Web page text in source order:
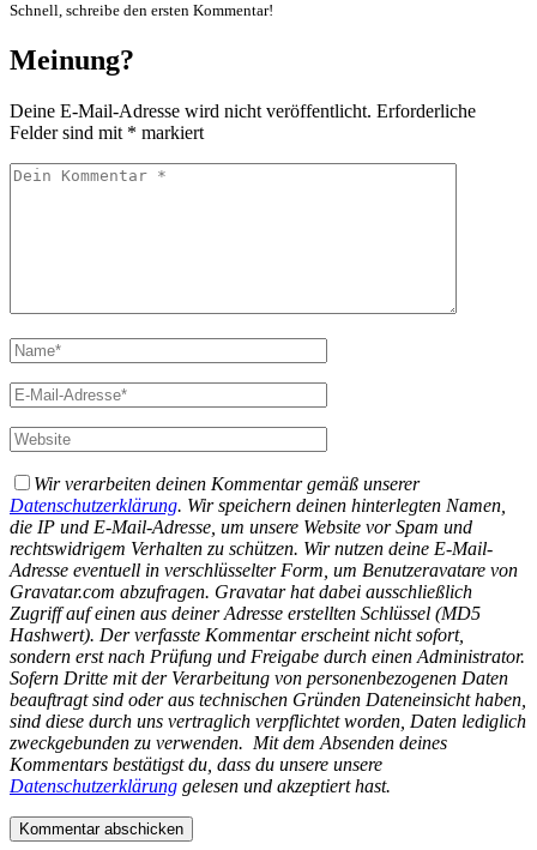
Schnell, schreibe den ersten Kommentar!
Meinung?
Deine E-Mail-Adresse wird nicht veröffentlicht. Erforderliche
Felder sind mit * markiert
Wir verarbeiten deinen Kommentar gemäß unserer
Datenschutzerklärung. Wir speichern deinen hinterlegten Namen,
die IP und E-Mail-Adresse, um unsere Website vor Spam und
rechtswidrigem Verhalten zu schützen. Wir nutzen deine E-Mail-
Adresse eventuell in verschlüsselter Form, um Benutzeravatare von
Gravatar.com abzufragen. Gravatar hat dabei ausschließlich
Zugriff auf einen aus deiner Adresse erstellten Schlüssel (MD5
Hashwert). Der verfasste Kommentar erscheint nicht sofort,
sondern erst nach Prüfung und Freigabe durch einen Administrator.
Sofern Dritte mit der Verarbeitung von personenbezogenen Daten
beauftragt sind oder aus technischen Gründen Dateneinsicht haben,
sind diese durch uns vertraglich verpflichtet worden, Daten lediglich
zweckgebunden zu verwenden. Mit dem Absenden deines
Kommentars bestätigst du, dass du unsere unsere
Datenschutzerklärung gelesen und akzeptiert hast.